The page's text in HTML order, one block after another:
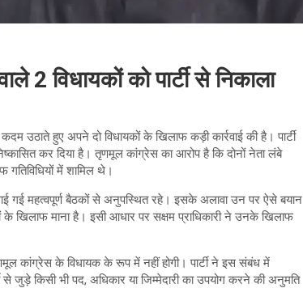
2 विधायकों को पार्टी से निकाला
उठाते हुए अपने दो विधायकों के खिलाफ कड़ी कार्रवाई की है। पार्टी
कर दिया है। तृणमूल कांग्रेस का आरोप है कि दोनों नेता लंबे
में शामिल थे।
बुलाई गई महत्वपूर्ण बैठकों से अनुपस्थित रहे। इसके अलावा उन पर ऐसे बयान
के खिलाफ माना है। इसी आधार पर सक्षम प्राधिकारी ने उनके खिलाफ
कांग्रेस के विधायक के रूप में नहीं होगी। पार्टी ने इस संबंध में
से जुड़े किसी भी पद, अधिकार या जिम्मेदारी का उपयोग करने की अनुमति